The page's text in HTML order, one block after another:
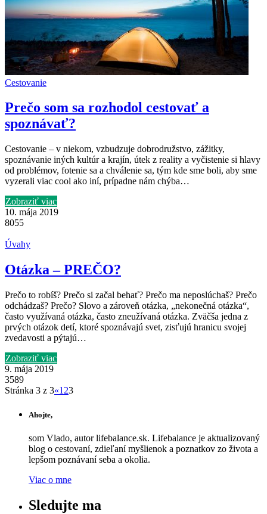
Cestovanie
Prečo som sa rozhodol cestovať a
spoznávať?
Cestovanie – v niekom, vzbudzuje dobrodružstvo, zážitky,
spoznávanie iných kultúr a krajín, útek z reality a vyčistenie si hlavy
od problémov, fotenie sa a chválenie sa, tým kde sme boli, aby sme
vyzerali viac cool ako iní, prípadne nám chýba…
Zobraziť viac
10. mája 2019
8055
Úvahy
Otázka – PREČO?
Prečo to robíš? Prečo si začal behať? Prečo ma neposlúchaš? Prečo
odchádzaš? Prečo? Slovo a zároveň otázka, „nekonečná otázka“,
často využívaná otázka, často zneužívaná otázka. Zväčša jedna z
prvých otázok detí, ktoré spoznávajú svet, zisťujú hranicu svojej
zvedavosti a pýtajú…
Zobraziť viac
9. mája 2019
3589
Stránka 3 z 3«1 23
Ahojte,
som Vlado, autor lifebalance.sk. Lifebalance je aktualizovaný
blog o cestovaní, zdieľaní myšlienok a poznatkov zo života a
lepšom poznávaní seba a okolia.
Viac o mne
Sledujte ma